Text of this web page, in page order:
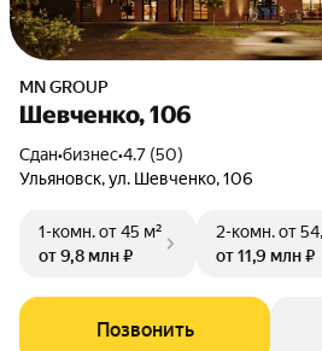
MN GROUP
Шевченко, 106
Сдан•бизнес•4.7 (50)
Ульяновск, ул. Шевченко, 106
1-комн.от 45 м²
от 9,8 млн ₽
2-комн.от
от 11,9 млн ₽
Позвонить